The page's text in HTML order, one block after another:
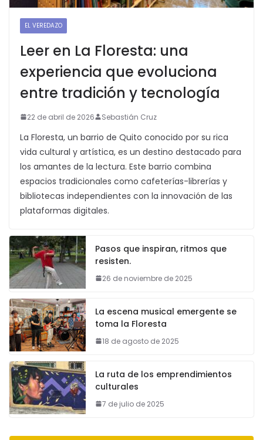
EL VEREDAZO
Leer en La Floresta: una
experiencia que evoluciona
entre tradición y tecnología
22 de abril de 2026 Sebastián Cruz
La Floresta, un barrio de Quito conocido por su rica
vida cultural y artística, es un destino destacado para
los amantes de la lectura. Este barrio combina
espacios tradicionales como cafeterías-librerías y
bibliotecas independientes con la innovación de las
plataformas digitales.
Pasos que inspiran, ritmos que
resisten.
26 de noviembre de 2025
La escena musical emergente se
toma la Floresta
18 de agosto de 2025
La ruta de los emprendimientos
culturales
7 de julio de 2025